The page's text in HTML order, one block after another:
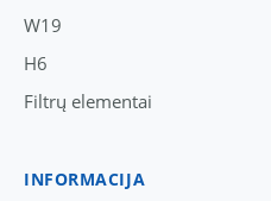
W19
H6
Filtrų elementai
INFORMACIJA